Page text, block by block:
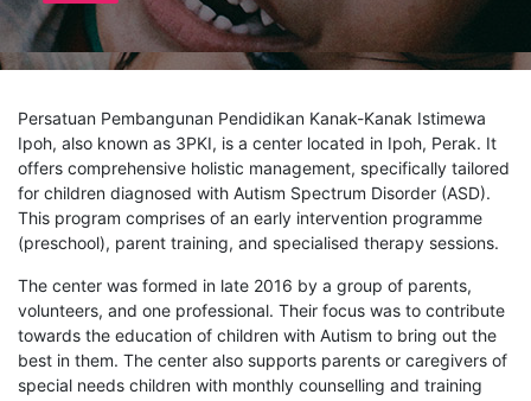
Persatuan Pembangunan Pendidikan Kanak-Kanak Istimewa
Ipoh, also known as 3PKI, is a center located in Ipoh, Perak. It
offers comprehensive holistic management, specifically tailored
for children diagnosed with Autism Spectrum Disorder (ASD).
This program comprises of an early intervention programme
(preschool), parent training, and specialised therapy sessions.
The center was formed in late 2016 by a group of parents,
volunteers, and one professional. Their focus was to contribute
towards the education of children with Autism to bring out the
best in them. The center also supports parents or caregivers of
special needs children with monthly counselling and training